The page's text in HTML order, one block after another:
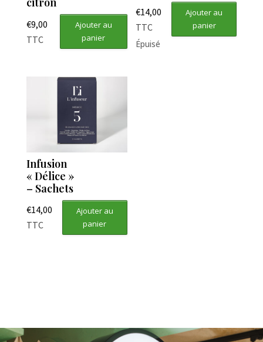
€9,00
TTC
Ajouter au
panier
€14,00
TTC
Ajouter au
panier
Épuisé
Infusion
« Délice »
– Sachets
€14,00
TTC
Ajouter au
panier